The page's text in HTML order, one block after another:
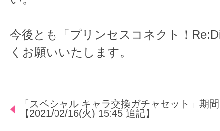
今後とも「プリンセスコネクト！
くお願いいたします。
「スペシャル キャラ交換ガチャセット」期
【2021/02/16(火) 15:45 追記】